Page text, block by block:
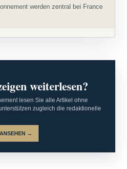
werden zentral bei France
weiterlesen?
lesen Sie alle Artikel ohne
zugleich die redaktionelle
→